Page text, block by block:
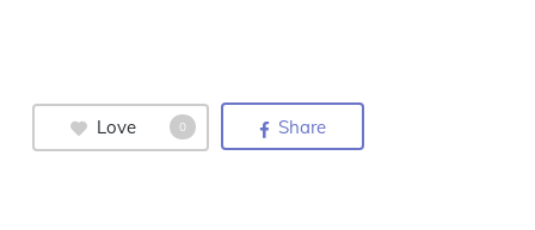
Love 0 Share